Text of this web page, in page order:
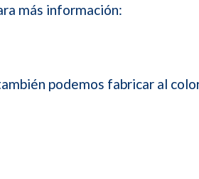
más información:
podemos fabricar al